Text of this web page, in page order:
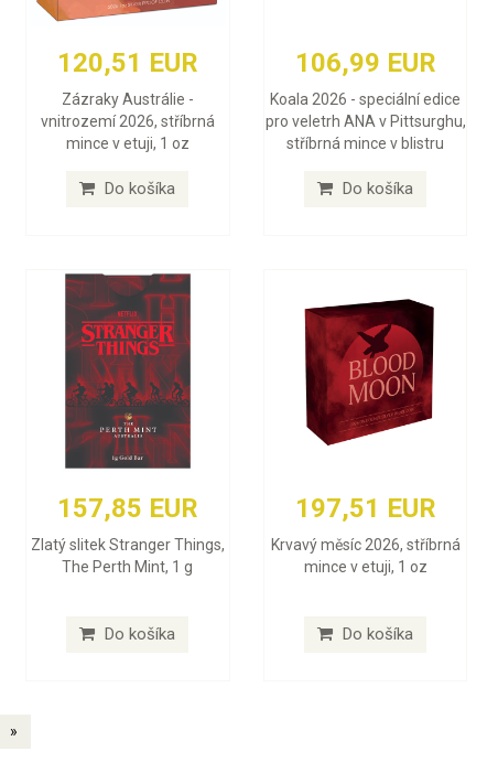
120,51 EUR
Zázraky Austrálie -
vnitrozemí 2026, stříbrná
mince v etuji, 1 oz
Do košíka
106,99 EUR
Koala 2026 - speciální edice
pro veletrh ANA v Pittsurghu,
stříbrná mince v blistru
Do košíka
157,85 EUR
Zlatý slitek Stranger Things,
The Perth Mint, 1 g
Do košíka
197,51 EUR
Krvavý měsíc 2026, stříbrná
mince v etuji, 1 oz
Do košíka
»